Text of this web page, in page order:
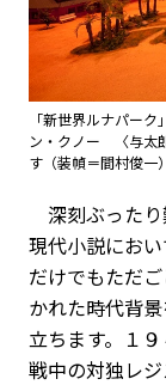
「新世界ルナパー
ン・クノー 〈与太
す（装幀＝間村俊一
深刻ぶったり
現代小説にお
だけでもただ
かれた時代背
立ちます。１
戦中の対独レ